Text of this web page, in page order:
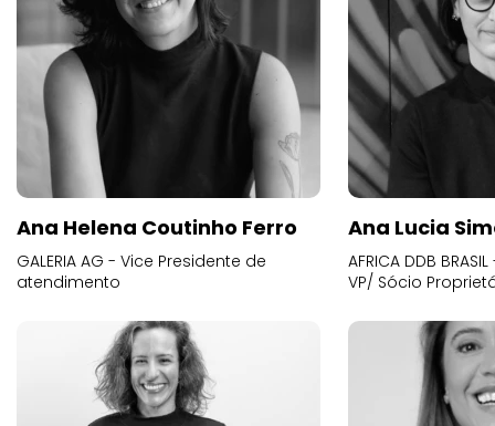
Ana Helena Coutinho Ferro
GALERIA AG - Vice Presidente de
atendimento
Ana Lucia
AFRICA DDB
VP/ Sócio